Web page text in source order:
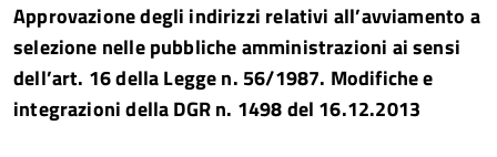
Approvazione degli indirizzi relativi all’avviamento a
selezione nelle pubbliche amministrazioni ai sensi
dell’art. 16 della Legge n. 56/1987. Modifiche e
integrazioni della DGR n. 1498 del 16.12.2013